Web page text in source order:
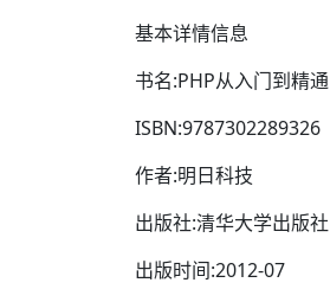
基本详情信息
书名:PHP从入门到精通
ISBN:9787302289326
作者:明日科技
出版社:清华大学出版社
出版时间:2012-07